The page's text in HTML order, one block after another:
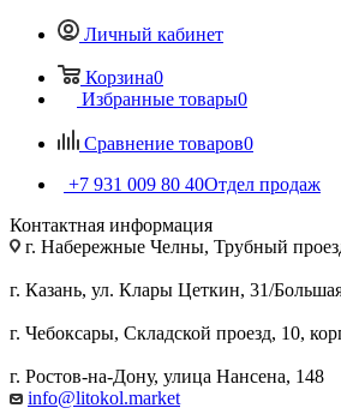
Личный кабинет
Корзина0
Избранные товары0
Сравнение товаров0
+7 931 009 80 40Отдел продаж
Контактная информация
г. Набережные Челны, Трубный
г. Казань, ул. Клары Цеткин, 31/
г. Чебоксары, Складской проезд, 10,
г. Ростов-на-Дону, улица Нансена, 148
info@litokol.market